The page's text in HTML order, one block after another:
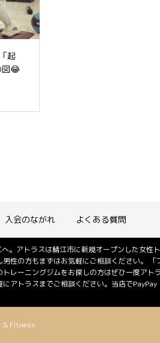
起
図😂
入会のながれ よくある質問
。アトラスは鯖江市に新規オープンした女性
性の方もまずはお気軽にご相談ください。 「
レーニングジムをお探しの方はぜひ一度アト
アトラスまでご相談ください。当店でPayPay
& Fitness